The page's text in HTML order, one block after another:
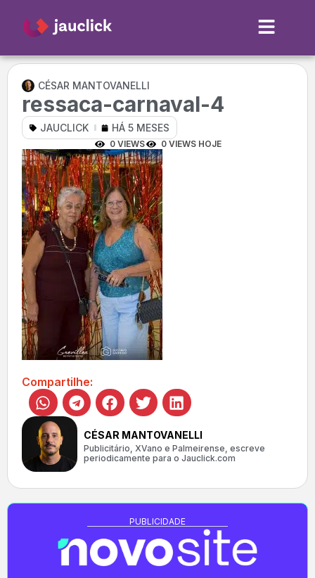
CÉSAR MANTOVANELLI
ressaca-carnaval-4
JAUCLICK HÁ 5 MESES
0 VIEWS 0 VIEWS HOJE
Compartilhe:
CÉSAR MANTOVANELLI
Publicitário, XVano e Palmeirense, escreve
periodicamente para o Jauclick.com
PUBLICIDADE